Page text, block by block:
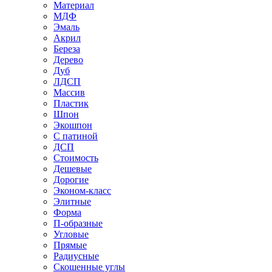
Материал
МДФ
Эмаль
Акрил
Береза
Дерево
Дуб
ЛДСП
Массив
Пластик
Шпон
Экошпон
С патиной
ДСП
Стоимость
Дешевые
Дорогие
Эконом-класс
Элитные
Форма
П-образные
Угловые
Прямые
Радиусные
Скошенные углы